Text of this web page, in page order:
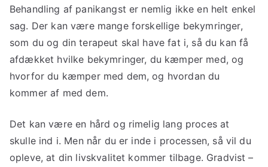
Behandling af panikangst er nemlig ikke en helt enkel
sag. Der kan være mange forskellige bekymringer,
som du og din terapeut skal have fat i, så du kan få
afdækket hvilke bekymringer, du kæmper med, og
hvorfor du kæmper med dem, og hvordan du
kommer af med dem.
Det kan være en hård og rimelig lang proces at
skulle ind i. Men når du er inde i processen, så vil du
opleve, at din livskvalitet kommer tilbage. Gradvist –